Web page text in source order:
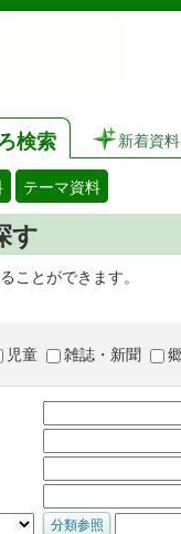
検索 新着資料
テーマ資料
す
ことができます。
児童 雑誌・新聞